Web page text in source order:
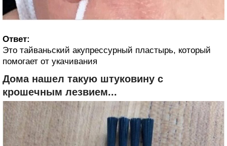
Ответ:
Это тайваньский акупрессурный пластырь, который
помогает от укачивания
Дома нашел такую штуковину с
крошечным лезвием...